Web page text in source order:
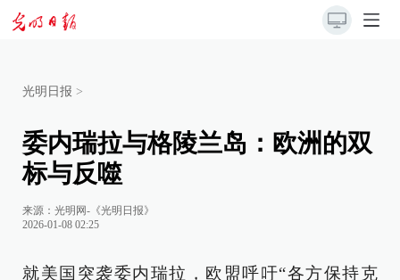
光明日报 >
委内瑞拉与格陵兰岛：欧洲的双
标与反噬
来源： 光明网-《光明日报》
2026-01-08 02:25
就美国突袭委内瑞拉，欧盟呼吁“各方保持克